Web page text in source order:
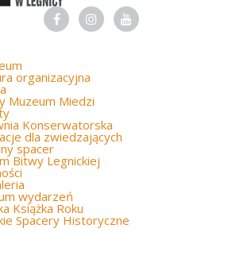
organizacyjna
Muzeum Miedzi
Konserwatorska
dla zwiedzających
spacer
Bitwy Legnickiej
wydarzeń
Książka Roku
Spacery Historyczne